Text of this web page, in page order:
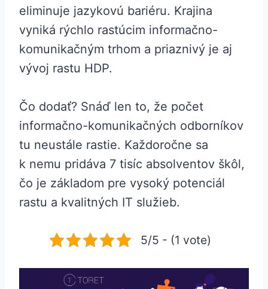
eliminuje jazykovú bariéru. Krajina
vyniká rýchlo rastúcim informačno-
komunikačným trhom a priaznivý je aj
vývoj rastu HDP.
Čo dodať? Snáď len to, že počet
informačno-komunikačných odborníkov
tu neustále rastie. Každoročne sa
k nemu pridáva 7 tisíc absolventov škôl,
čo je základom pre vysoký potenciál
rastu a kvalitných IT služieb.
5/5 - (1 vote)